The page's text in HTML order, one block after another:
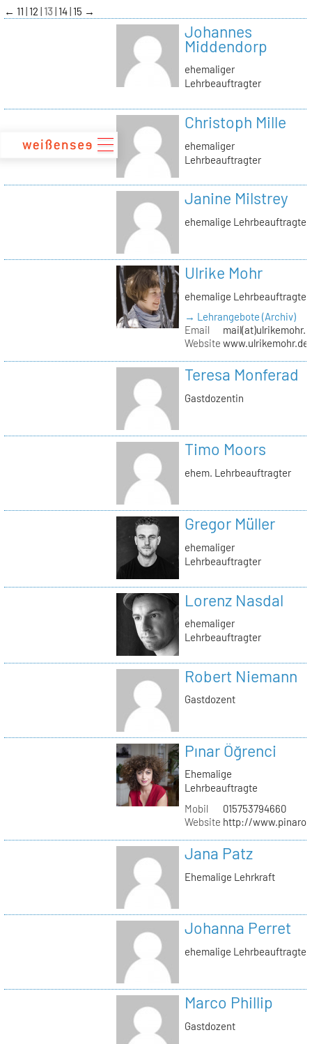
zum
Inhalt
← 11 12 13 14 15 →
Johannes
Middendorp
ehemaliger
Lehrbeauftragter
Christoph Mille
ehemaliger
Lehrbeauftragter
Janine Milstrey
ehemalige Lehrbeauftragte
Ulrike Mohr
ehemalige Lehrbeauftragte
→ Lehrangebote (Archiv)
Email
Website www.ulrikemohr.de
Teresa Monferad
Gastdozentin
Timo Moors
ehem. Lehrbeauftragter
Gregor Müller
ehemaliger
Lehrbeauftragter
Lorenz Nasdal
ehemaliger
Lehrbeauftragter
Robert Niemann
Gastdozent
Pınar Öğrenci
Ehemalige
Lehrbeauftragte
Mobil
015753794660
Website http://
Jana Patz
Ehemalige Lehrkraft
Johanna Perret
ehemalige Lehrbeauftragte
Marco Phillip
Gastdozent